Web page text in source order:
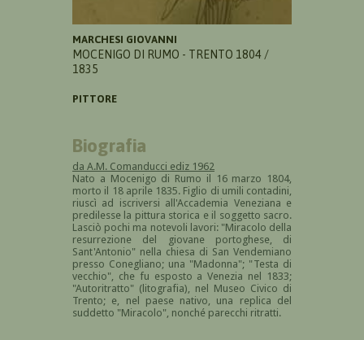
MARCHESI GIOVANNI
MOCENIGO DI RUMO - TRENTO 1804 /
1835
PITTORE
Biografia
da A.M. Comanducci ediz 1962
Nato a Mocenigo di Rumo il 16 marzo 1804,
morto il 18 aprile 1835. Figlio di umili contadini,
riuscì ad iscriversi all'Accademia Veneziana e
predilesse la pittura storica e il soggetto sacro.
Lasciò pochi ma notevoli lavori: "Miracolo della
resurrezione del giovane portoghese, di
Sant'Antonio" nella chiesa di San Vendemiano
presso Conegliano; una "Madonna"; "Testa di
vecchio", che fu esposto a Venezia nel 1833;
"Autoritratto" (litografia), nel Museo Civico di
Trento; e, nel paese nativo, una replica del
suddetto "Miracolo", nonché parecchi ritratti.